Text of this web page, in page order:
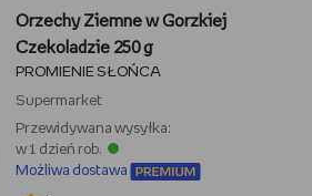
Orzechy Ziemne w Gorzkiej
Czekoladzie 250 g
PROMIENIE SŁOŃCA
Supermarket
Przewidywana wysyłka:
w 1 dzień rob.
Możliwa dostawa